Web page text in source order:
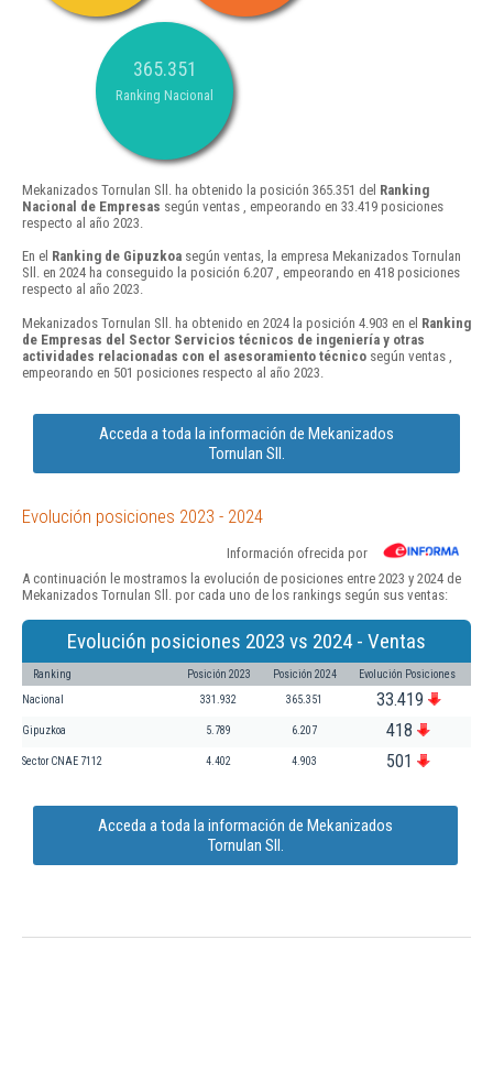
365.351
Ranking Nacional
Mekanizados Tornulan Sll. ha obtenido la posición 365.351 del Ranking
Nacional de Empresas según ventas , empeorando en 33.419 posiciones
respecto al año 2023.
En el Ranking de Gipuzkoa según ventas, la empresa Mekanizados Tornulan
Sll. en 2024 ha conseguido la posición 6.207 , empeorando en 418 posiciones
respecto al año 2023.
Mekanizados Tornulan Sll. ha obtenido en 2024 la posición 4.903 en el Ranking
de Empresas del Sector Servicios técnicos de ingeniería y otras
actividades relacionadas con el asesoramiento técnico según ventas ,
empeorando en 501 posiciones respecto al año 2023.
Acceda a toda la información de Mekanizados
Tornulan Sll.
Evolución posiciones 2023 - 2024
Información ofrecida por
A continuación le mostramos la evolución de posiciones entre 2023 y 2024 de
Mekanizados Tornulan Sll. por cada uno de los rankings según sus ventas:
Evolución posiciones 2023 vs 2024 - Ventas
Ranking Posición 2023 Posición 2024 Evolución Posiciones
Nacional 331.932 365.351 33.419
Gipuzkoa 5.789 6.207 418
Sector CNAE 7112 4.402 4.903 501
Acceda a toda la información de Mekanizados
Tornulan Sll.